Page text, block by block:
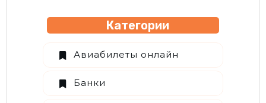
Категории
Авиабилеты онлайн
Банки